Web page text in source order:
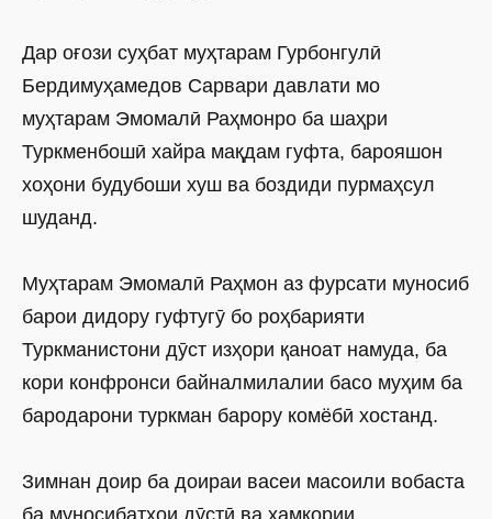
Дар оғози суҳбат муҳтарам Гурбонгулӣ
Бердимуҳамедов Сарвари давлати мо
муҳтарам Эмомалӣ Раҳмонро ба шаҳри
Туркменбошӣ хайра мақдам гуфта, барояшон
хоҳони будубоши хуш ва боздиди пурмаҳсул
шуданд.
Муҳтарам Эмомалӣ Раҳмон аз фурсати муносиб
барои дидору гуфтугӯ бо роҳбарияти
Туркманистони дӯст изҳори қаноат намуда, ба
кори конфронси байналмилалии басо муҳим ба
бародарони туркман барору комёбӣ хостанд.
Зимнан доир ба доираи васеи масоили вобаста